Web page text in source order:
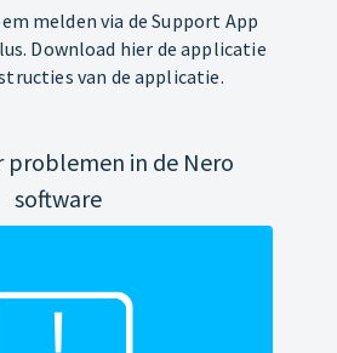
melden via de Support App
Download hier de applicatie
van de applicatie.
problemen in de Nero
software